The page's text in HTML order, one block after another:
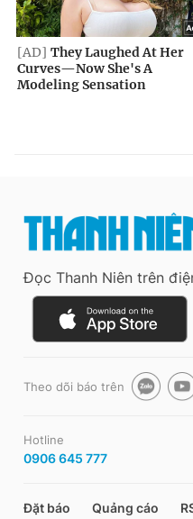
Đọc Thanh Niên trên
Theo dõi báo trên
Hotline
0906 645 777
Đặt báo Quảng cáo